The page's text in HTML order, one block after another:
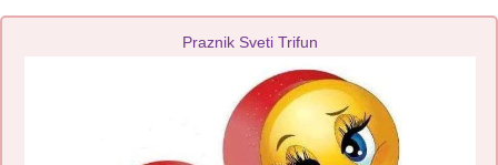
Praznik Sveti Trifun